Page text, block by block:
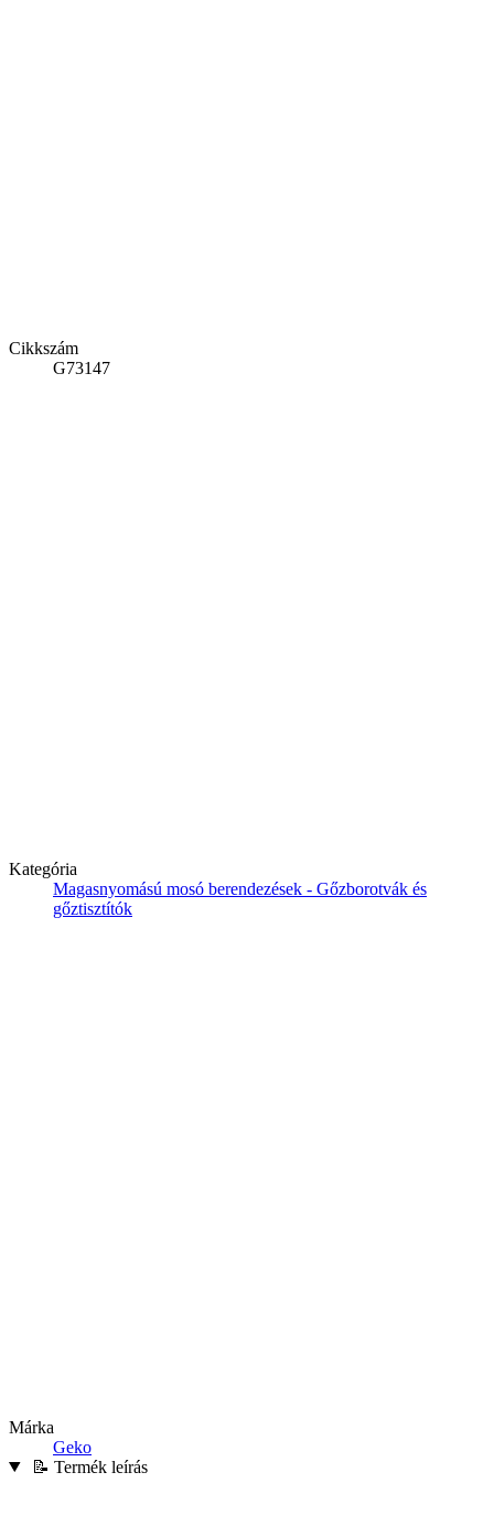
Cikkszám
G73147
Kategória
Magasnyomású mosó berendezések - Gőzborotvák és
gőztisztítók
Márka
Geko
📝 Termék leírás